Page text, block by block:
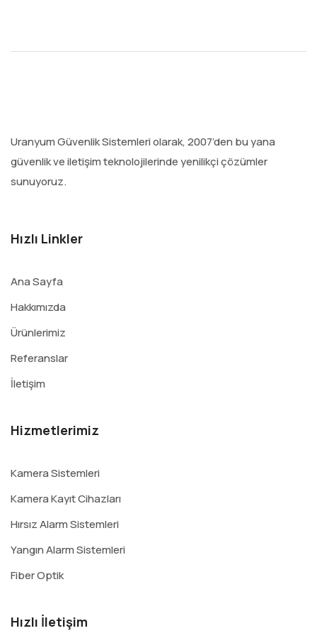
Uranyum Güvenlik Sistemleri olarak, 2007’den bu yana
güvenlik ve iletişim teknolojilerinde yenilikçi çözümler
sunuyoruz.
Hızlı Linkler
Ana Sayfa
Hakkımızda
Ürünlerimiz
Referanslar
İletişim
Hizmetlerimiz
Kamera Sistemleri
Kamera Kayıt Cihazları
Hırsız Alarm Sistemleri
Yangın Alarm Sistemleri
Fiber Optik
Hızlı İletişim